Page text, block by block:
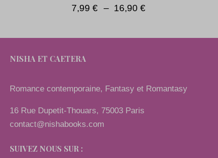
7,99 € – 16,90 €
NISHA ET CAETERA
Romance contemporaine, Fantasy et Romantasy
16 Rue Dupetit-Thouars, 75003 Paris
contact@nishabooks.com
SUIVEZ NOUS SUR :